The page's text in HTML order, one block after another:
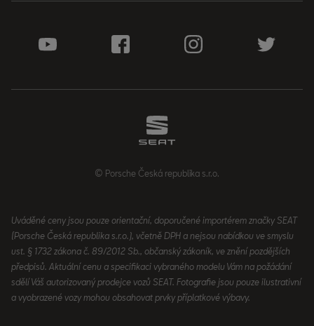
© Porsche Česká republika s.r.o.
Uváděné ceny jsou pouze orientační, doporučené importérem značky SEAT
(Porsche Česká republika s.r.o.), včetně DPH a nejsou nabídkou ve smyslu
ust. § 1732 zákona č. 89/2012 Sb., občanský zákoník, ve znění pozdějších
předpisů. Aktuální cenu a specifikaci vybraného modelu Vám na požádání
sdělí Váš autorizovaný prodejce vozů SEAT. Fotografie jsou pouze ilustrativní
a vyobrazené vozy mohou obsahovat prvky příplatkové výbavy.